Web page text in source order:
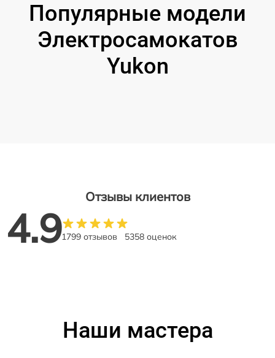
Популярные модели
Электросамокатов
Yukon
Отзывы клиентов
4.91799 отзывов 5358 оценок
Наши мастера